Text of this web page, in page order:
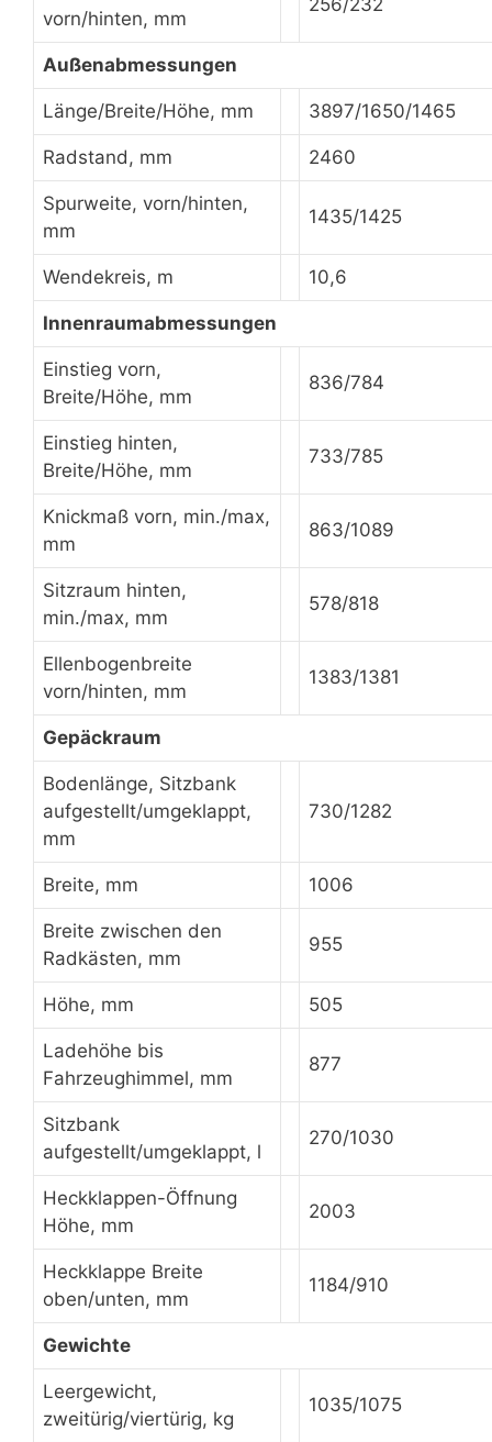
vorn/hinten, mm
Außenabmessungen
Länge/Breite/Höhe, mm 3897/1650/1465
Radstand, mm 2460
Spurweite, vorn/hinten,
mm
1435/1425
Wendekreis, m 10,6
Innenraumabmessungen
Einstieg vorn,
Breite/Höhe, mm
836/784
Einstieg hinten,
Breite/Höhe, mm
733/785
Knickmaß vorn, min./max,
mm
863/1089
Sitzraum hinten,
min./max, mm
578/818
Ellenbogenbreite
vorn/hinten, mm
1383/1381
Gepäckraum
Bodenlänge, Sitzbank
aufgestellt/umgeklappt,
mm
730/1282
Breite, mm 1006
Breite zwischen den
Radkästen, mm
955
Höhe, mm 505
Ladehöhe bis
Fahrzeughimmel, mm
877
Sitzbank
aufgestellt/umgeklappt, l
270/1030
Heckklappen-Öffnung
Höhe, mm
2003
Heckklappe Breite
oben/unten, mm
1184/910
Gewichte
Leergewicht,
zweitürig/viertürig, kg
1035/1075